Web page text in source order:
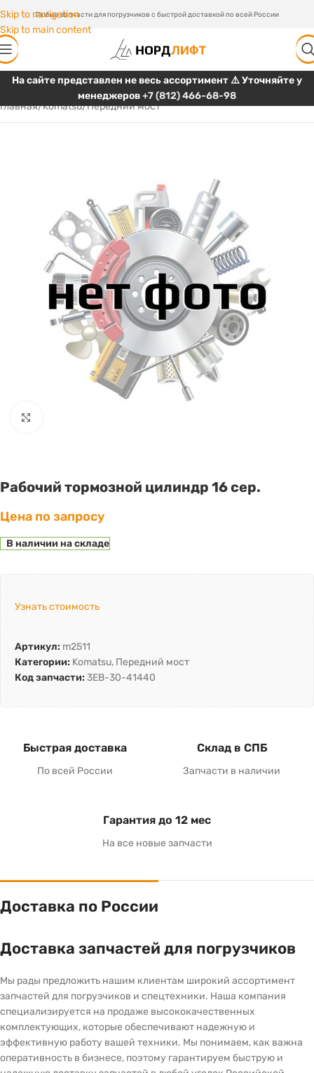
Skip to navigation
Skip to main content
Любые запчасти для погрузчиков с быстрой доставкой по всей России
На сайте представлен не весь ассортимент ⚠️ Уточняйте у
менеджеров+7 (812) 466-68-98
Главная/Komatsu/Передний мост
Рабочий тормозной цилиндр 16 сер.
Цена по запросу
В наличии на складе
Узнать стоимость
Артикул: m2511
Категории: Komatsu, Передний мост
Код запчасти: 3EB-30-41440
Быстрая доставка
По всей России
Склад в СПБ
Запчасти в наличии
Гарантия до 12 мес
На все новые запчасти
Доставка по России
Доставка запчастей для погрузчиков
Мы рады предложить нашим клиентам широкий ассортимент
запчастей для погрузчиков и спецтехники. Наша компания
специализируется на продаже высококачественных
комплектующих, которые обеспечивают надежную и
эффективную работу вашей техники. Мы понимаем, как важна
оперативность в бизнесе, поэтому гарантируем быструю и